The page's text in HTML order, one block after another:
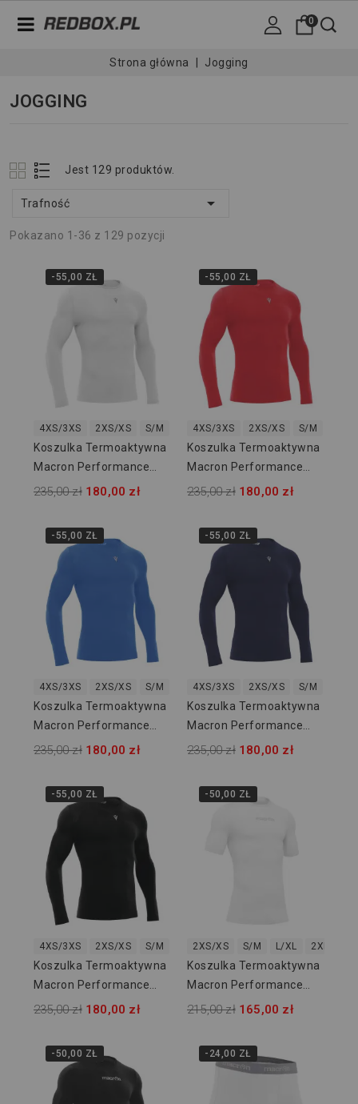
0
Strona główna Jogging
JOGGING
Jest 129 produktów.
Trafność 
Pokazano 1-36 z 129 pozycji
-55,00 ZŁ
4XS/3XS 2XS/XS S/M L/XL 2XL/3XL
Koszulka Termoaktywna
Macron Performance
916101
235,00 zł 180,00 zł
-55,00 ZŁ
4XS/3XS 2XS/XS S/M
Koszulka Termoaktywna
Macron Performance
916102
235,00 zł 180,00 zł
-55,00 ZŁ
4XS/3XS 2XS/XS S/M L/XL 2XL/3XL
Koszulka Termoaktywna
Macron Performance
916103
235,00 zł 180,00 zł
-55,00 ZŁ
4XS/3XS 2XS/XS S/M
Koszulka Termoaktywna
Macron Performance
916107
235,00 zł 180,00 zł
-55,00 ZŁ
4XS/3XS 2XS/XS S/M L/XL 2XL/3XL
Koszulka Termoaktywna
Macron Performance
916109
235,00 zł 180,00 zł
-50,00 ZŁ
2XS/XS S/M L/XL 2XL/3XL
Koszulka Termoaktywna
Macron Performance
915901
215,00 zł 165,00 zł
-50,00 ZŁ -24,00 ZŁ